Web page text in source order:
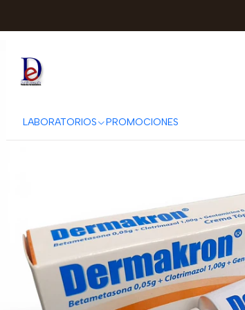
LABORATORIOS PROMOCIONES